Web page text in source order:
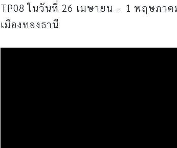
TP08 ในวันที่ 26 เมษายน – 1 พฤษภา
เมืองทองธานี